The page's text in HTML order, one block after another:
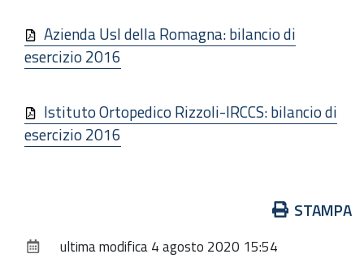
Azienda Usl della Romagna: bilancio di
esercizio 2016
Istituto Ortopedico Rizzoli-IRCCS: bilancio di
esercizio 2016
documento
STAMPA
ultima modifica4 agosto 2020 15:54